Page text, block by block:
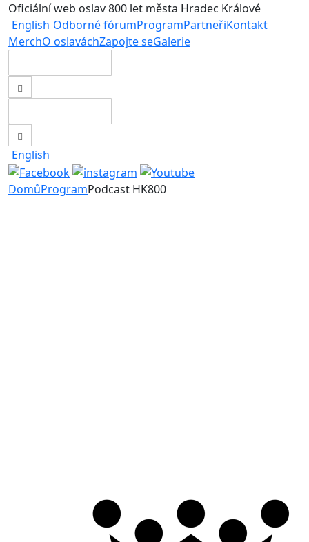
Oficiální web oslav 800 let města Hradec Králové
English Odborné fórumProgramPartneřiKontakt
MerchO oslaváchZapojte seGalerie
English
DomůProgramPodcast HK800